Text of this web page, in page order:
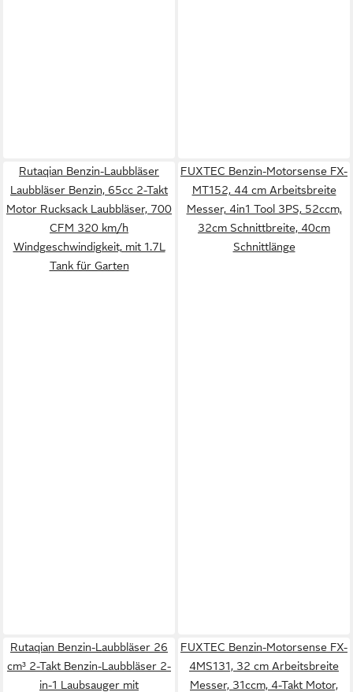
Rutaqian Benzin-Laubbläser
Laubbläser Benzin, 65cc 2-Takt
Motor Rucksack Laubbläser, 700
CFM 320 km/h
Windgeschwindigkeit, mit 1.7L
Tank für Garten
FUXTEC Benzin-Motorsense FX-
MT152, 44 cm Arbeitsbreite
Messer, 4in1 Tool 3PS, 52ccm,
32cm Schnittbreite, 40cm
Schnittlänge
Rutaqian Benzin-Laubbläser 26
cm³ 2-Takt Benzin-Laubbläser 2-
in-1 Laubsauger mit
FUXTEC Benzin-Motorsense FX-
4MS131, 32 cm Arbeitsbreite
Messer, 31ccm, 4-Takt Motor,